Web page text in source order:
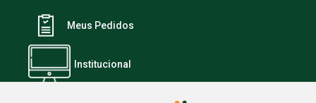
Meus Pedidos
Institucional